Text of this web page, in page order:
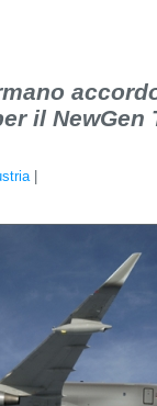
il NewGen
|